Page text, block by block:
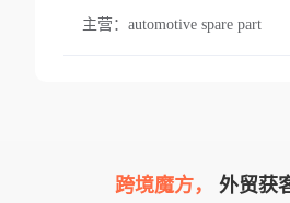
主营： automotive spare part
跨境魔方， 外贸获